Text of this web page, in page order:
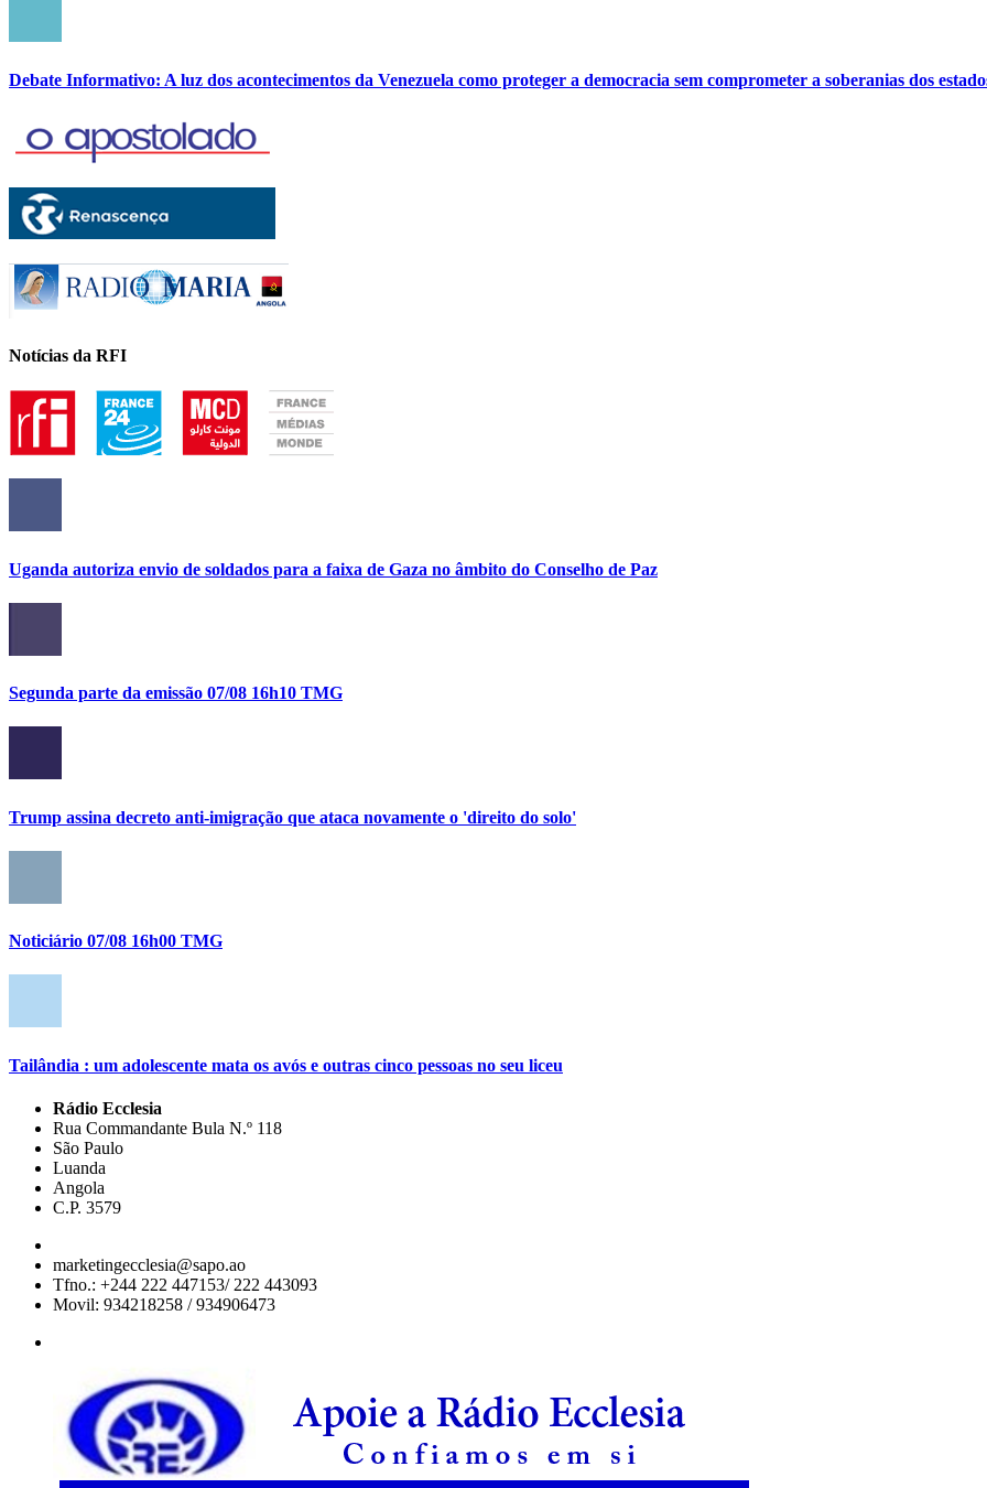
Debate Informativo: A luz dos acontecimentos da Venezuela como proteger a democracia sem comprometer a soberanias dos
Notícias da RFI
Uganda autoriza envio de soldados para a faixa de Gaza no âmbito do Conselho de Paz
Segunda parte da emissão 07/08 16h10 TMG
Trump assina decreto anti-imigração que ataca novamente o 'direito do solo'
Noticiário 07/08 16h00 TMG
Tailândia : um adolescente mata os avós e outras cinco pessoas no seu liceu
Rádio Ecclesia
Rua Commandante Bula N.º 118
São Paulo
Luanda
Angola
C.P. 3579
marketingecclesia@sapo.ao
Tfno.: +244 222 447153/ 222 443093
Movil: 934218258 / 934906473